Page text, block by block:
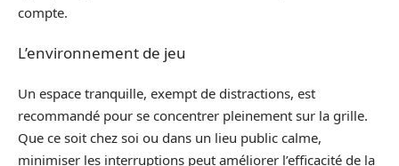
compte.
L’environnement de jeu
Un espace tranquille, exempt de distractions, est
recommandé pour se concentrer pleinement sur la grille.
Que ce soit chez soi ou dans un lieu public calme,
minimiser les interruptions peut améliorer l’efficacité de la